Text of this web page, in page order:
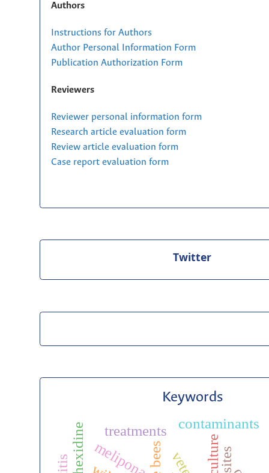
Authors
Instructions for Authors
Author Personal Information Form
Publication Authorization Form
Reviewers
Reviewer personal information form
Research article evaluation form
Review article evaluation form
Case report evaluation form
Twitter
Keywords
contaminants
melipona
treatments